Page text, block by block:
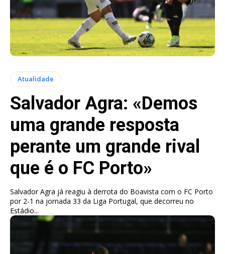
Atualidade
Salvador Agra: «Demos
uma grande resposta
perante um grande rival
que é o FC Porto»
Salvador Agra já reagiu à derrota do Boavista com o FC Porto
por 2-1 na jornada 33 da Liga Portugal, que decorreu no
Estádio...